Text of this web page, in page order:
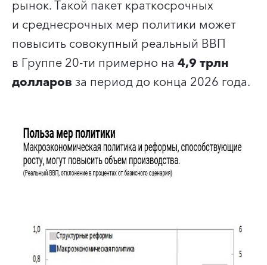
рынок. Такой пакет краткосрочных
и среднесрочных мер политики может
повысить совокупный реальный ВВП
в Группе 20-ти примерно на 4,9 трлн
долларовза период до конца 2026 года.